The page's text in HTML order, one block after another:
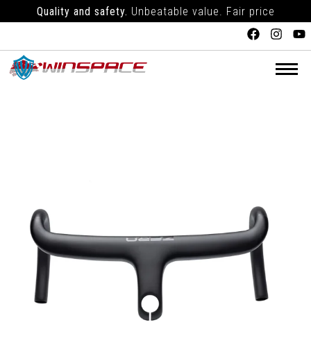
Quality and safety. Unbeatable value. Fair price